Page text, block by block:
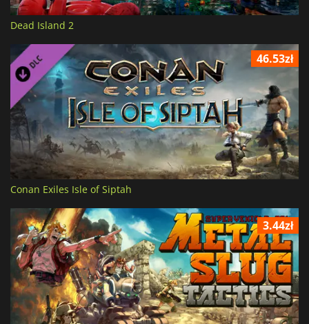
Dead Island 2
46.53zł
Conan Exiles Isle of Siptah
3.44zł